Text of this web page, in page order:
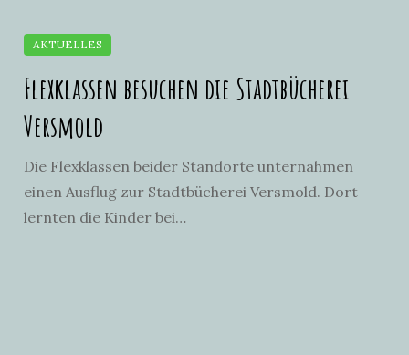
Flexklassen besuchen die Stadtbücherei
Versmold
Die Flexklassen beider Standorte unternahmen
einen Ausflug zur Stadtbücherei Versmold. Dort
lernten die Kinder bei…